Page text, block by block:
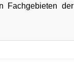
Fachgebieten der